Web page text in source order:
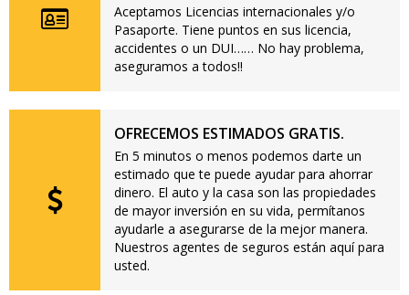
Aceptamos Licencias internacionales y/o
Pasaporte. Tiene puntos en sus licencia,
accidentes o un DUI…… No hay problema,
aseguramos a todos!!
OFRECEMOS ESTIMADOS GRATIS.
En 5 minutos o menos podemos darte un
estimado que te puede ayudar para ahorrar
dinero. El auto y la casa son las propiedades
de mayor inversión en su vida, permítanos
ayudarle a asegurarse de la mejor manera.
Nuestros agentes de seguros están aquí para
usted.